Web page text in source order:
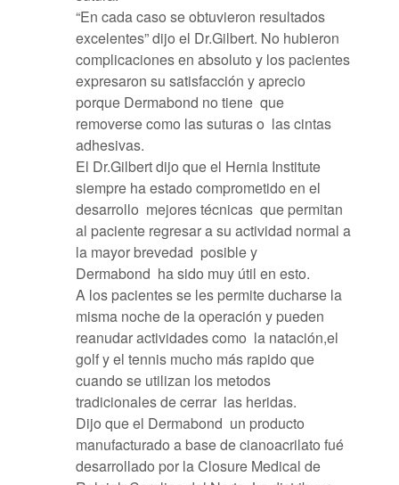
“En cada caso se obtuvieron resultados
excelentes” dijo el Dr.Gilbert. No hubieron
complicaciones en absoluto y los pacientes
expresaron su satisfacción y aprecio
porque Dermabond no tiene que
removerse como las suturas o las cintas
adhesivas.
El Dr.Gilbert dijo que el Hernia Institute
siempre ha estado comprometido en el
desarrollo mejores técnicas que permitan
al paciente regresar a su actividad normal a
la mayor brevedad posible y
Dermabond ha sido muy útil en esto.
A los pacientes se les permite ducharse la
misma noche de la operación y pueden
reanudar actividades como la natación,el
golf y el tennis mucho más rapido que
cuando se utilizan los metodos
tradicionales de cerrar las heridas.
Dijo que el Dermabond un producto
manufacturado a base de cianoacrilato fué
desarrollado por la Closure Medical de